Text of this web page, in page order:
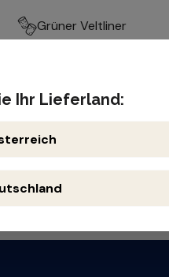
Grüner Veltliner
Enthält Sulfite
Ihr Lieferland: